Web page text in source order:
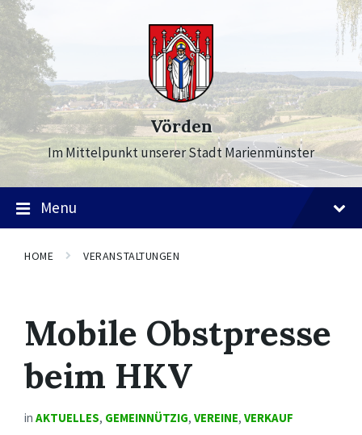
Skip
to
content
Skip
to
main
navigation
Skip
to
footer
Vörden
Im Mittelpunkt unserer Stadt Marienmünster
Menu
HOME VERANSTALTUNGEN
Mobile Obstpresse
beim HKV
in AKTUELLES, GEMEINNÜTZIG, VEREINE, VERKAUF